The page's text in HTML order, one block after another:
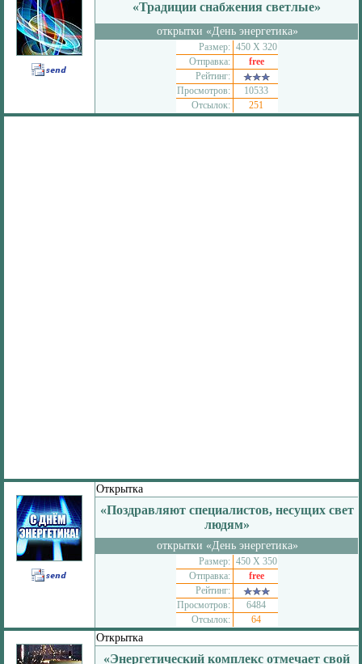
«Традиции снабжения светлые»
открытки «День энергетика»
Размер: 450 Х 320
Отправка:
free
Рейтинг:
Просмотров:
10533
Отсылок:
251
Открытка
«Поздравляют специалистов, несущих свет
людям»
открытки «День энергетика»
Размер: 450 Х 350
Отправка:
free
Рейтинг:
Просмотров:
6484
Отсылок:
64
Открытка
«Энергетический комплекс отмечает свой